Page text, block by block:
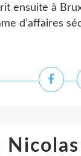
ensuite à
d’affaires